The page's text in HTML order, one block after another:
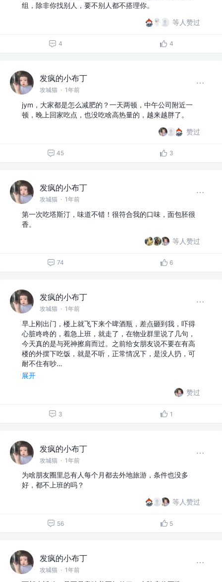
组，除非你找别人，要不别人都不搭理你。
等人赞过
4 4
发疯的小布丁
攻城猫 · 1年前
jym，大家都是怎么减肥的？一天两顿，中午公司附近一
顿，晚上回家吃点，也没吃啥高热量的，越来越胖了。
赞过
45 3
发疯的小布丁
攻城猫 · 1年前
第一次吃塔斯汀，味道不错！很符合我的口味，面包胚很
香。
等人赞过
74 6
发疯的小布丁
攻城猫 · 1年前
早上刚出门，楼上就飞下来个啤酒瓶，差点砸到我，吓得
心脏咚咚的，着急上班，就走了，在物业群里说了几句，
今天真的是与死神擦肩而过。之前给女朋友说不要在有高
楼的外摆下吃饭，就是不听，正常情况下，是没人扔，可
耐不住有吵…
展开
赞过
3 1
发疯的小布丁
攻城猫 · 1年前
为啥朋友圈里总有人每个月都去外地旅游，条件也没多
好，都不上班的吗？
等人赞过
56 5
发疯的小布丁
攻城猫 · 1年前